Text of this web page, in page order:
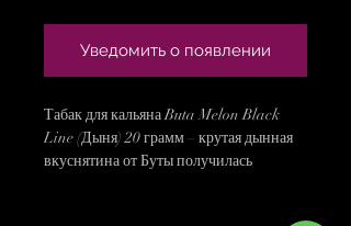
Уведомить о появлении
Табак для кальяна Buta Melon Black
Line (Дыня) 20 грамм – крутая дынная
вкуснятина от Буты получилась